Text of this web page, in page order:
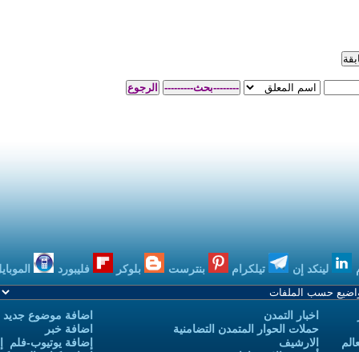
بنترست بلوكر فليبورد الموبايل بودكاست
التضامنية
اضافة خبر
إضافة يوتيوب-فلم إلى يوتيوب التمدن